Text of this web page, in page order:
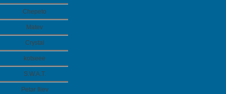
Chepeto
Matev
Crystal
kotseee
S.W.A.T.
Petar Iliev